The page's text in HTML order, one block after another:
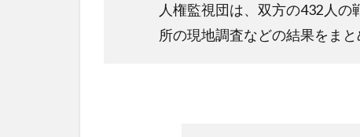
人権監視団は、双方の432人
所の現地調査などの結果をま